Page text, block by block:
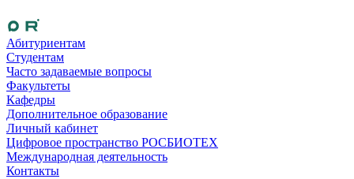
Абитуриентам
Студентам
Часто задаваемые вопросы
Факультеты
Кафедры
Дополнительное образование
Личный кабинет
Цифровое пространство РОСБИОТЕХ
Международная деятельность
Контакты